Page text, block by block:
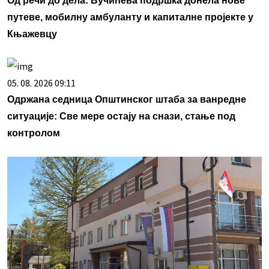
путеве, мобилну амбуланту и капиталне пројекте у
Књажевцу
05. 08. 2026 09:11
Одржана седница Општинског штаба за ванредне
ситуације: Све мере остају на снази, стање под
контролом